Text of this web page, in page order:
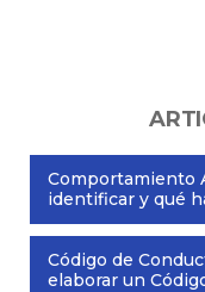
Comportamiento
identificar y qué
Código de
elaborar un